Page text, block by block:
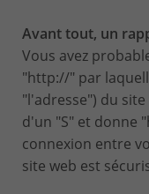
Avant tout, un
Vous avez
"http://" par
"l'adresse") du
d'un "S" et donne
connexion entre
site web est